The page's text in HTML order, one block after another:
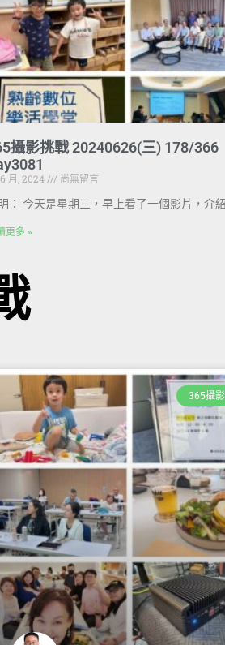
攝影挑戰 20240626(三) 178/366
月, 2024
尚無留言
： 今天是星期三，早上看了一個影片，介紹
更多 »
365攝